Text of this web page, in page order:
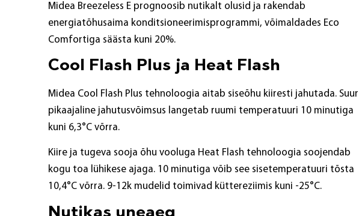
Midea Breezeless E prognoosib nutikalt olusid ja rakendab
energiatõhusaima konditsioneerimisprogrammi, võimaldades Eco
Comfortiga säästa kuni 20%.
Cool Flash Plus ja Heat Flash
Midea Cool Flash Plus tehnoloogia aitab siseõhu kiiresti jahutada. Suur
pikaajaline jahutusvõimsus langetab ruumi temperatuuri 10 minutiga
kuni 6,3°C võrra.
Kiire ja tugeva sooja õhu vooluga Heat Flash tehnoloogia soojendab
kogu toa lühikese ajaga. 10 minutiga võib see sisetemperatuuri tõsta
10,4°C võrra. 9-12k mudelid toimivad küttereziimis kuni -25°C.